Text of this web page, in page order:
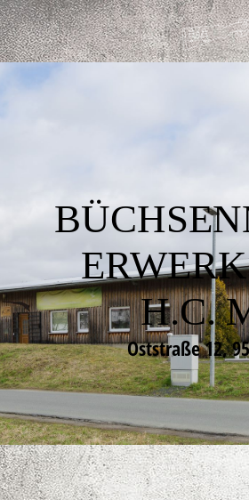
H.C.
Oststraße 12,